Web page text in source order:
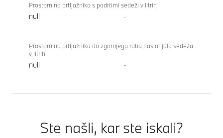
Prostornina prtljažnika s podrtimi sedeži v litrih
null -
Prostornina prtljažnika do zgornjega roba naslonjala sedeža
v litrih
null -
Ste našli, kar ste iskali?